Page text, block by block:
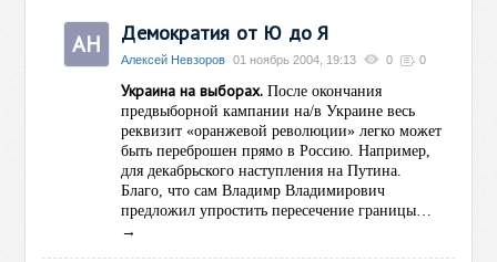
АН Демократия от Ю до Я
Алексей Невзоров 01 ноябрь 2004, 19:13 0 0
Украина на выборах. После окончания
предвыборной кампании на/в Украине весь
реквизит «оранжевой революции» легко может
быть переброшен прямо в Россию. Например,
для декабрьского наступления на Путина.
Благо, что сам Владимр Владимирович
предложил упростить пересечение границы…
→